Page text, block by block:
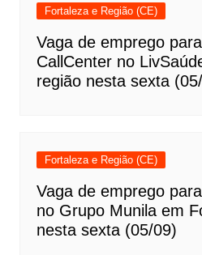
Fortaleza e Região (CE)
Vaga de emprego
CallCenter no
região nesta sexta
Fortaleza e Região (CE)
Vaga de emprego
no Grupo Munila em
nesta sexta (05/09)